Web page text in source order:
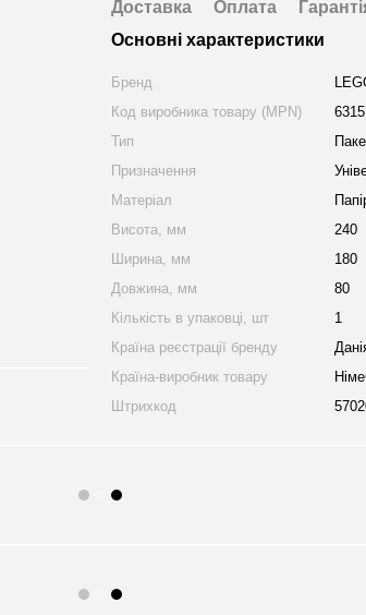
Доставка Оплата
Основні характеристики
Бренд
Код виробника товару (MPN)
Тип
Призначення
Матеріал
Висота, мм
240
Ширина, мм
180
Довжина, мм
80
Кількість в упаковці, шт
1
Країна реєстрації бренду
Країна-виробник товару
Штрихкод